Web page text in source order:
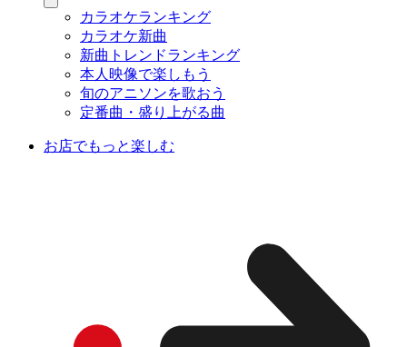
カラオケランキング
カラオケ新曲
新曲トレンドランキング
本人映像で楽しもう
旬のアニソンを歌おう
定番曲・盛り上がる曲
お店でもっと楽しむ